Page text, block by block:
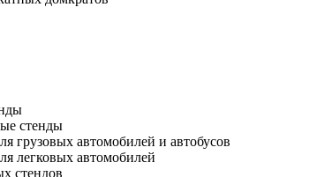
стенды
грузовых автомобилей и автобусов
легковых автомобилей
стендов